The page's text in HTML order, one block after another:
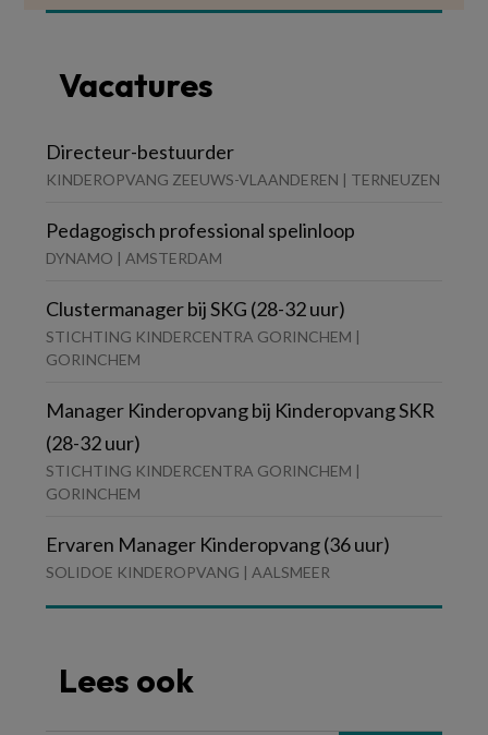
Vacatures
Directeur-bestuurder
KINDEROPVANG ZEEUWS-VLAANDEREN | TERNEUZEN
Pedagogisch professional spelinloop
DYNAMO | AMSTERDAM
Clustermanager bij SKG (28-32 uur)
STICHTING KINDERCENTRA GORINCHEM |
GORINCHEM
Manager Kinderopvang bij Kinderopvang SKR
(28-32 uur)
STICHTING KINDERCENTRA GORINCHEM |
GORINCHEM
Ervaren Manager Kinderopvang (36 uur)
SOLIDOE KINDEROPVANG | AALSMEER
Lees ook